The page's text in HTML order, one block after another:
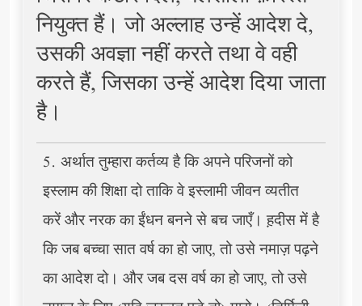
नियुक्त हैं। जो अल्लाह उन्हें आदेश दे,
उसकी अवज्ञा नहीं करते तथा वे वही
करते हैं, जिसका उन्हें आदेश दिया जाता
है।
5. अर्थात तुम्हारा कर्तव्य है कि अपने परिजनों को
इस्लाम की शिक्षा दो ताकि वे इस्लामी जीवन व्यतीत
करें और नरक का ईंधन बनने से बच जाएँ। ह़दीस में है
कि जब बच्चा सात वर्ष का हो जाए, तो उसे नमाज़ पढ़ने
का आदेश दो। और जब दस वर्ष का हो जाए, तो उसे